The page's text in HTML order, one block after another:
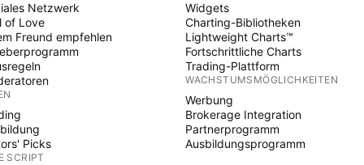
Netzwerk
of Love
Freund empfehlen
Picks
SCRIPT
Widgets
Charting-Bibliotheken
Lightweight Charts™
Fortschrittliche Charts
Trading-Plattform
WACHSTUMSMÖGLICHKEITEN
Werbung
Brokerage Integration
Partnerprogramm
Ausbildungsprogramm